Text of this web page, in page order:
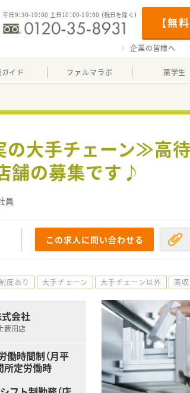
【無
平日9：30-19：00 土日10：00-19：00 （祝日を除く）
企業の皆様へ
イド ファルマラボ 薬学生
の大手チェーン≫高
舗の募集です♪
員
この求人に問い合わせる
度あり 大手チェーン 大手チェーン以外 高
会社
薮田店
働時間制（月平
所定労働時